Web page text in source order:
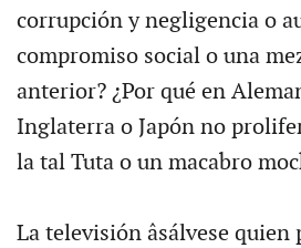
corrupción y negligencia o
compromiso social o una
anterior? ¿Por qué en
Inglaterra o Japón no
la tal Tuta o un macabro
La televisión âsálvese